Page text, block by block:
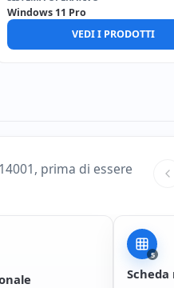
Windows 11 Pro
VEDI I PRODOTTI
prima di essere
5